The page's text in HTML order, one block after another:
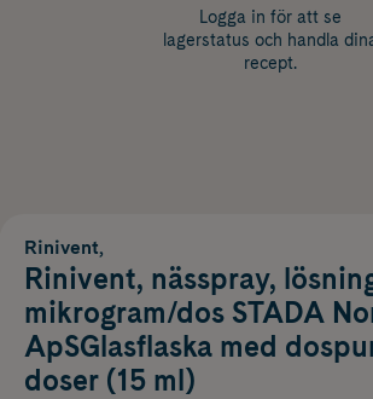
Logga in för att se
lagerstatus och handla
recept.
Rinivent,
Rinivent, nässpray,
mikrogram/dos STADA
ApSGlasflaska med
doser (15 ml)